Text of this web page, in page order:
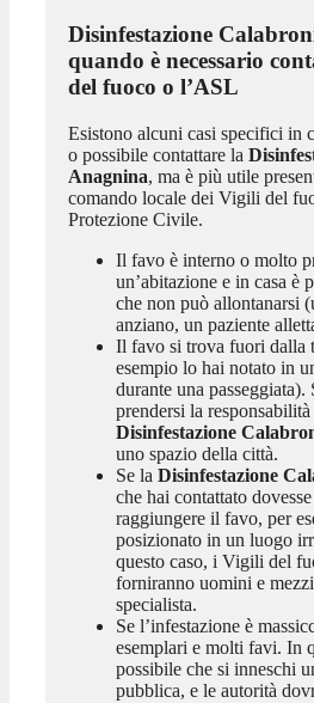
Disinfestazione
quando è necessario
del fuoco o l’ASL
Esistono alcuni casi specifici in
o possibile contattare la
Anagnina, ma è più utile
comando locale dei Vigili del
Protezione Civile.
Il favo è interno o molto
un’abitazione e in casa è
che non può allontanarsi
anziano, un paziente
Il favo si trova fuori dalla
esempio lo hai notato in
durante una passeggiata).
prendersi la
Disinfestazione
uno spazio della città.
Se la Disinfestazione
che hai contattato
raggiungere il favo, per
posizionato in un luogo
questo caso, i Vigili del
forniranno uomini e
specialista.
Se l’infestazione è
esemplari e molti favi. In
possibile che si inneschi
pubblica, e le autorità